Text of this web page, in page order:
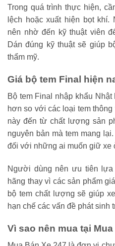
Trong quá trình thực hiện,
lệch hoặc xuất hiện bọt khí.
nên nhờ đến kỹ thuật viên
Dán đúng kỹ thuật sẽ giúp
thẩm mỹ.
Giá bộ tem Final hiện
Bộ tem Final nhập khẩu
hơn so với các loại tem
này đến từ chất lượng sản
nguyên bản mà tem mang
đối với những ai muốn giữ xe
Người dùng nên ưu tiên lựa
hãng thay vì các sản phẩm
bộ tem chất lượng sẽ giúp
hạn chế các vấn đề phát sinh
Vì sao nên mua tại Mua